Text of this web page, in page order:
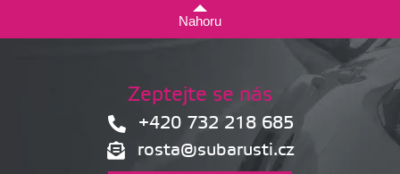
Nahoru
Zeptejte se nás
+420 732 218 685
rosta@subarusti.cz